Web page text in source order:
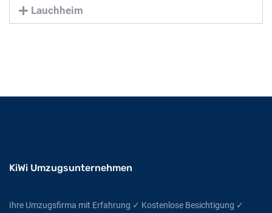
Lauchheim
KiWi Umzugsunternehmen
Ihre Umzugsfirma mit Erfahrung ✓ Kostenlose Besichtigung ✓